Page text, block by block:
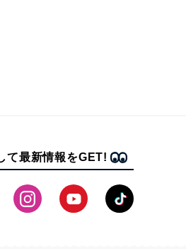
て最新情報をGET!